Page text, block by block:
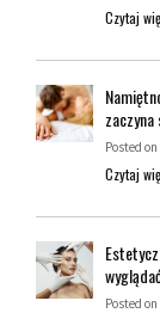
Czytaj
Posted on
Czytaj
Posted on